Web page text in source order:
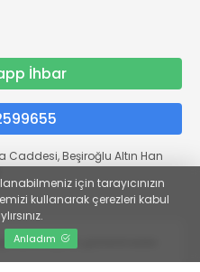
İhbar
Caddesi, Beşiroğlu Altın Han
kaynak gösterilmeden
için tarayıcınızın
kullanarak çerezleri kabul
Anladım